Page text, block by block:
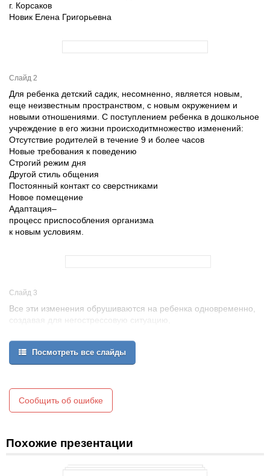
г. Корсаков
Новик Елена Григорьевна
Слайд 2
Для ребенка детский садик, несомненно, является новым,
еще неизвестным пространством, с новым окружением и
новыми отношениями. С поступлением ребенка в дошкольное
учреждение в его жизни происходитмножество изменений:
Отсутствие родителей в течение 9 и более часов
Новые требования к поведению
Строгий режим дня
Другой стиль общения
Постоянный контакт со сверстниками
Новое помещение
Адаптация–
процесс приспособления организма
к новым условиям.
Слайд 3
Все эти изменения обрушиваются на ребенка одновременно,
создавая для негострессовую ситуацию,
невротическим реакциям:
- капризы,
Посмотреть все слайды
Сообщить об ошибке
Похожие презентации